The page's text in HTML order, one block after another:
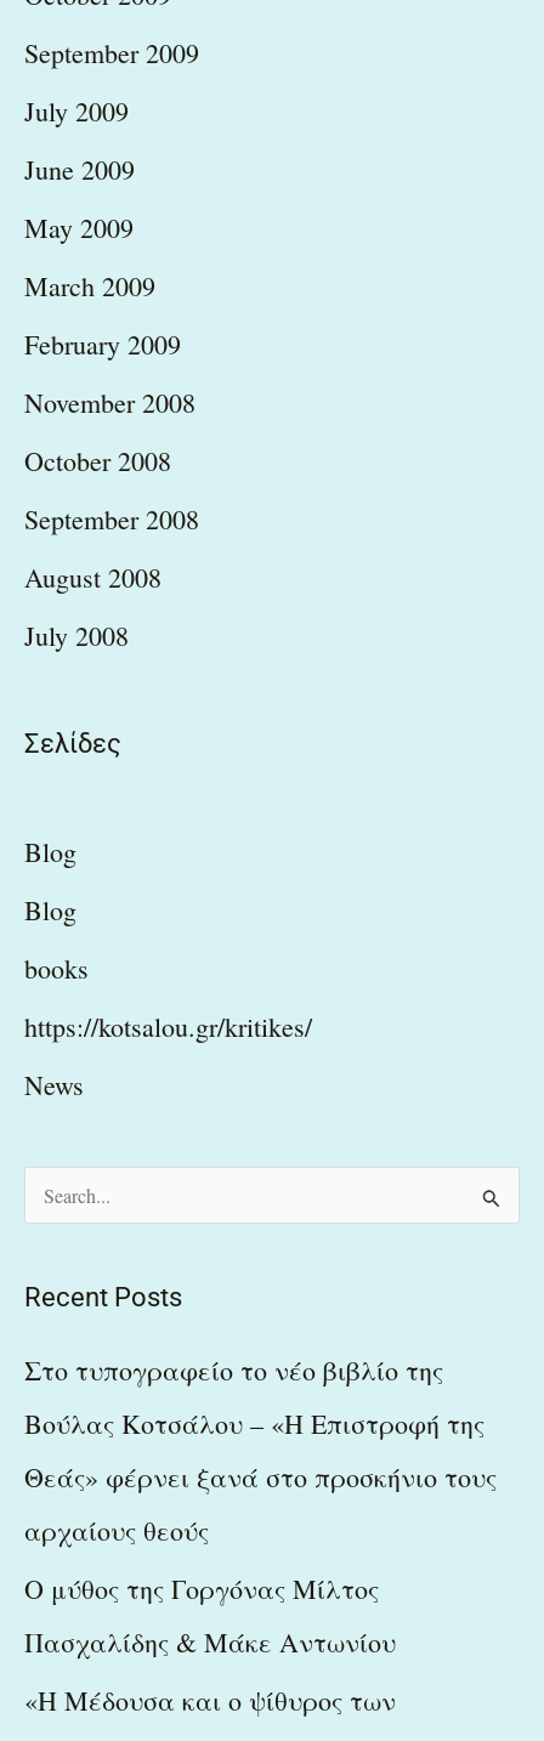
September 2009
July 2009
June 2009
May 2009
March 2009
February 2009
November 2008
October 2008
September 2008
August 2008
July 2008
Σελίδες
Blog
Blog
books
https://kotsalou.gr/kritikes/
News
c
f
o
Recent Posts
Στο τυπογραφείο το νέο βιβλίο της
Βούλας Κοτσάλου – «Η Επιστροφή της
Θεάς» φέρνει ξανά στο προσκήνιο τους
αρχαίους θεούς
Ο μύθος της Γοργόνας Μίλτος
Πασχαλίδης & Μάκε Αντωνίου
«Η Μέδουσα και ο ψίθυρος των